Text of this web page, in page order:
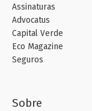
Assinaturas
Advocatus
Capital Verde
Eco Magazine
Seguros
Sobre